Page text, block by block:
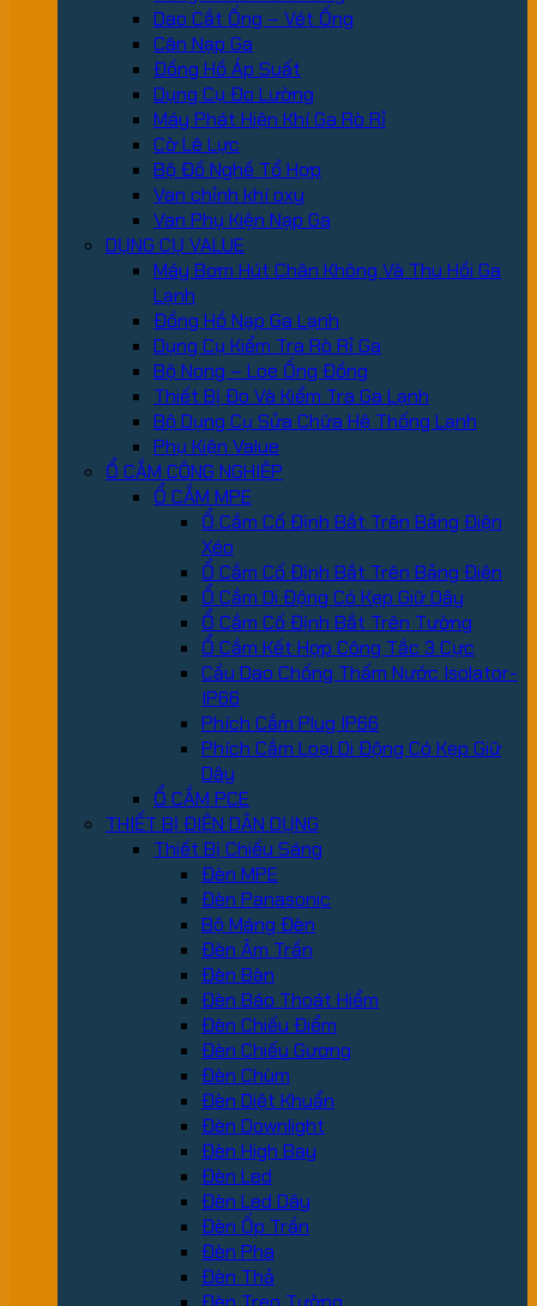
Dao Cắt Ống – Vét Ống
Cân Nạp Ga
Đồng Hồ Áp Suất
Dụng Cụ Đo Lường
Máy Phát Hiện Khí Ga Rò Rỉ
Cờ Lê Lực
Bộ Đồ Nghề Tổ Hợp
Van chỉnh khí oxy
Van Phụ Kiện Nạp Ga
DỤNG CỤ VALUE
Máy Bơm Hút Chân Không Và Thu Hồi Ga
Lạnh
Đồng Hồ Nạp Ga Lạnh
Dụng Cụ Kiểm Tra Rò Rỉ Ga
Bộ Nong – Loe Ống Đồng
Thiết Bị Đo Và Kiểm Tra Ga Lạnh
Bộ Dụng Cụ Sửa Chữa Hệ Thống Lạnh
Phụ Kiện Value
Ổ CẮM CÔNG NGHIỆP
Ổ CẮM MPE
Ổ Cắm Cố Định Bắt Trên Bảng Điện
Xéo
Ổ Cắm Cố Định Bắt Trên Bảng Điện
Ổ Cắm Di Động Có Kẹp Giữ Dây
Ổ Cắm Cố Định Bắt Trên Tường
Ổ Cắm Kết Hợp Công Tắc 3 Cực
Cầu Dao Chống Thấm Nước Isolator-
IP66
Phích Cắm Plug IP66
Phích Cắm Loại Di Động Có Kẹp Giữ
Dây
Ổ CẮM PCE
THIẾT BỊ ĐIỆN DÂN DỤNG
Thiết Bị Chiếu Sáng
Đèn MPE
Đèn Panasonic
Bộ Máng Đèn
Đèn Âm Trần
Đèn Bàn
Đèn Báo Thoát Hiểm
Đèn Chiếu Điểm
Đèn Chiếu Gương
Đèn Chùm
Đèn Diệt Khuẩn
Đèn Downlight
Đèn High Bay
Đèn Led
Đèn Led Dây
Đèn Ốp Trần
Đèn Pha
Đèn Thả